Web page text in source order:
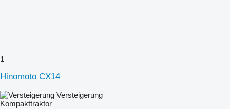
1
Hinomoto CX14
Versteigerung
Kompakttraktor